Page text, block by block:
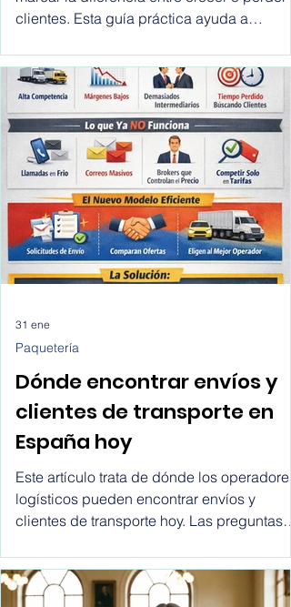
Chile, México, USA,
Colombia, Argentina, Peru,
etc.
Elegir el operador logístico correcto puede
marcar la diferencia entre crecer o perder
clientes. Esta guía práctica ayuda a
ecommerce y empresas a comparar
transportistas, entender sus opciones y
tomar mejores decisiones de envío de
rápida y transparente.
Dónde encontrar envíos y
clientes de transporte en
España hoy
Este artículo trata de dónde los operadores
logísticos pueden encontrar envíos y
clientes de transporte hoy. Las preguntas
más comunes que hacen los comerciales
son: ¿dónde encontrar clientes para
Paquetería